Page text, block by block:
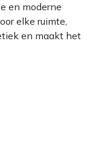
en moderne
elke ruimte,
en maakt het